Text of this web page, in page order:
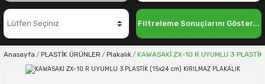
Filtreleme Sonuçlarını Göster...
Anasayfa PLASTİK ÜRÜNLER Plakalık KAWASAKİ ZX-10 R UYUMLU 3